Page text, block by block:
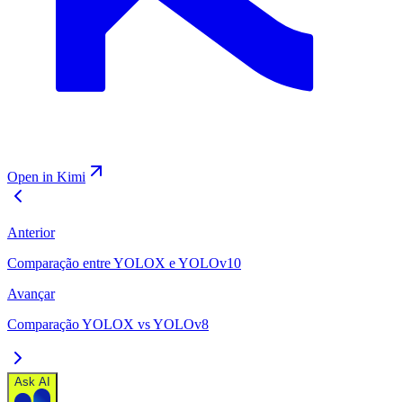
Open in Kimi
Anterior
Comparação entre YOLOX e YOLOv10
Avançar
Comparação YOLOX vs YOLOv8
Ask AI